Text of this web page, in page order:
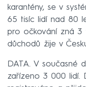
karantény, se v
65 tisíc lidí nad 80
pro očkování zná 3
důchodů žije v
DATA. V současné
zařízeno 3 000 lidí.